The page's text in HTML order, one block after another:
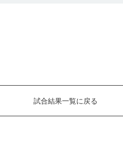
試合結果一覧に戻る